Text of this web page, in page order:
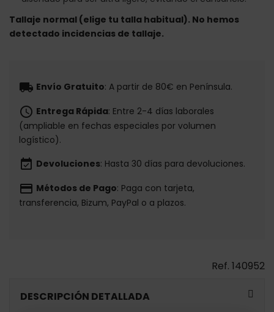
Tallaje normal (elige tu talla habitual). No hemos
detectado incidencias de tallaje.
local_shipping Envío Gratuito: A partir de 80€ en Península.
schedule Entrega Rápida: Entre 2-4 días laborales
(ampliable en fechas especiales por volumen
logístico).
event_available Devoluciones: Hasta 30 días para devoluciones.
payment Métodos de Pago: Paga con tarjeta,
transferencia, Bizum, PayPal o a plazos.
Ref. 140952
DESCRIPCIÓN DETALLADA